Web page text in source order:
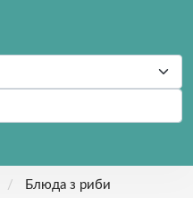
Блюда з риби